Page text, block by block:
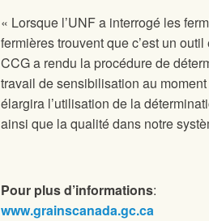
« Lorsque l’UNF a interrogé les
fermières trouvent que c’est un
CCG a rendu la procédure de
travail de sensibilisation au
élargira l’utilisation de la
ainsi que la qualité dans notre
Pour plus d’informations:
www.grainscanada.gc.ca